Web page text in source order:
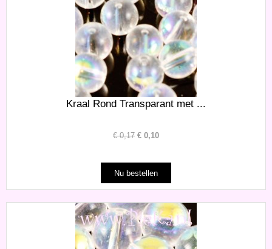
Kraal Rond Transparant met ...
€0,17 € 0,10